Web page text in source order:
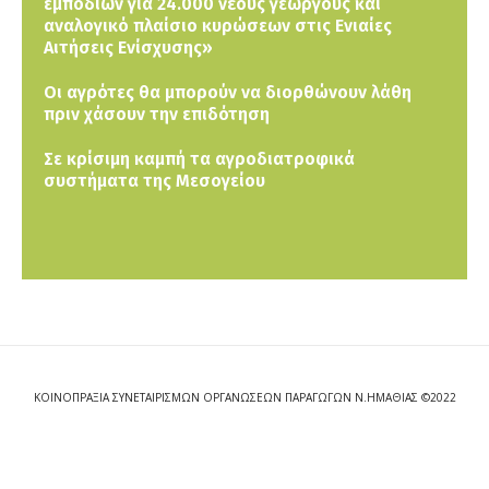
αναλογικό πλαίσιο κυρώσεων στις Ενιαίες
Αιτήσεις Ενίσχυσης»
Οι αγρότες θα μπορούν να διορθώνουν λάθη
πριν χάσουν την επιδότηση
Σε κρίσιμη καμπή τα αγροδιατροφικά
συστήματα της Μεσογείου
ΚΟΙΝΟΠΡΑΞΙΑ ΣΥΝΕΤΑΙΡΙΣΜΩΝ ΟΡΓΑΝΩΣΕΩΝ ΠΑΡΑΓΩΓΩΝ Ν.ΗΜΑΘΙΑΣ ©2022